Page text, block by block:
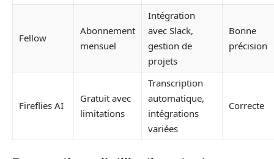
Fellow
Abonnement
mensuel
Intégration
avec Slack,
gestion de
projets
Bonne
précision
Fireflies AI
Gratuit avec
limitations
Transcription
automatique,
intégrations
variées
Correcte